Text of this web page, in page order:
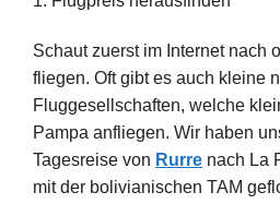
Schaut zuerst im Internet nach
fliegen. Oft gibt es auch kleine
Fluggesellschaften, welche
Pampa anfliegen. Wir haben
Tagesreise von Rurre nach La
mit der bolivianischen TAM